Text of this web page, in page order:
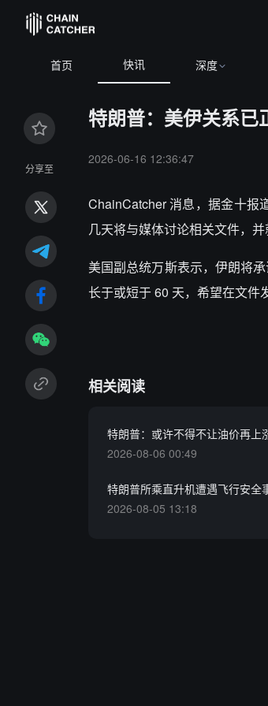
首页 快讯 深度
分享至
特朗普：美伊关系已
2026-06-16 12:36:47
ChainCatcher 消息，据金十报
几天将与媒体讨论相关文件，并
美国副总统万斯表示，伊朗将
长于或短于 60 天，希望在文件
相关阅读
特朗普：或许不得不让油价再上
2026-08-06 00:49
特朗普所乘直升机遭遇飞行安全
2026-08-05 13:18